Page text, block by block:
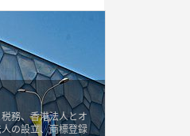
務、香港法人とオ
の設立、商標登録